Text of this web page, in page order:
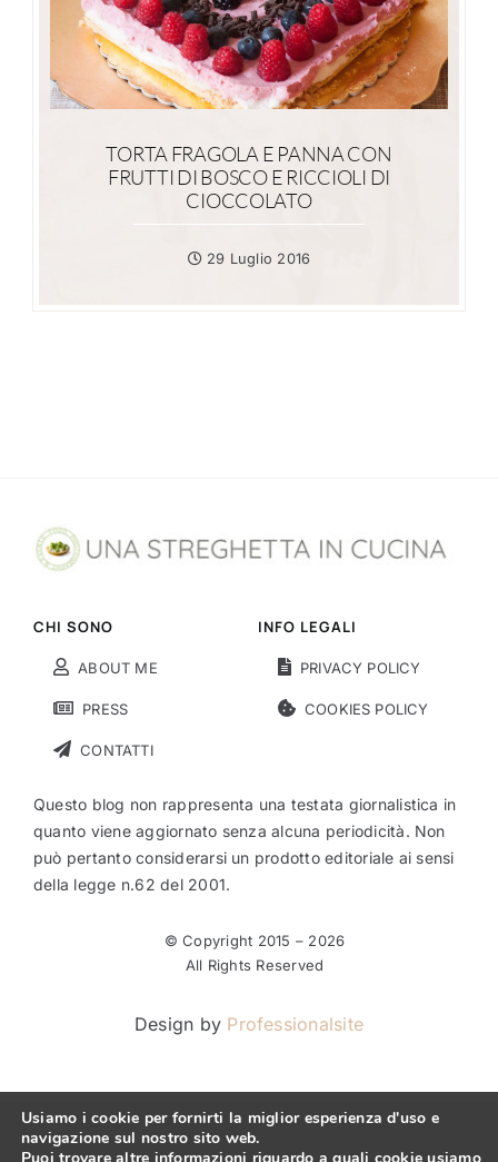
TORTA FRAGOLA E PANNA CON
FRUTTI DI BOSCO E RICCIOLI DI
CIOCCOLATO
29 Luglio 2016
CHI SONO
ABOUT ME
PRESS
CONTATTI
INFO LEGALI
PRIVACY POLICY
COOKIES POLICY
Questo blog non rappresenta una testata giornalistica in
quanto viene aggiornato senza alcuna periodicità. Non
può pertanto considerarsi un prodotto editoriale ai sensi
della legge n.62 del 2001.
© Copyright 2015 – 2026
All Rights Reserved
Design by Professionalsite
Usiamo i cookie per fornirti la miglior esperienza d'uso e
navigazione sul nostro sito web.